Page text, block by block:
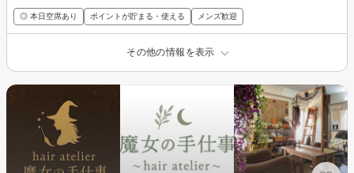
◎ 本日空席あり ポイントが貯まる・使える メンズ歓迎
その他の情報を表示